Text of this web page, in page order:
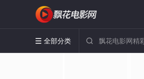
 全部分类 